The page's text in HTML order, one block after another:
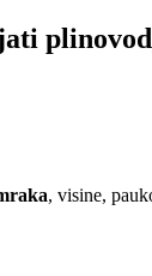
, visine,